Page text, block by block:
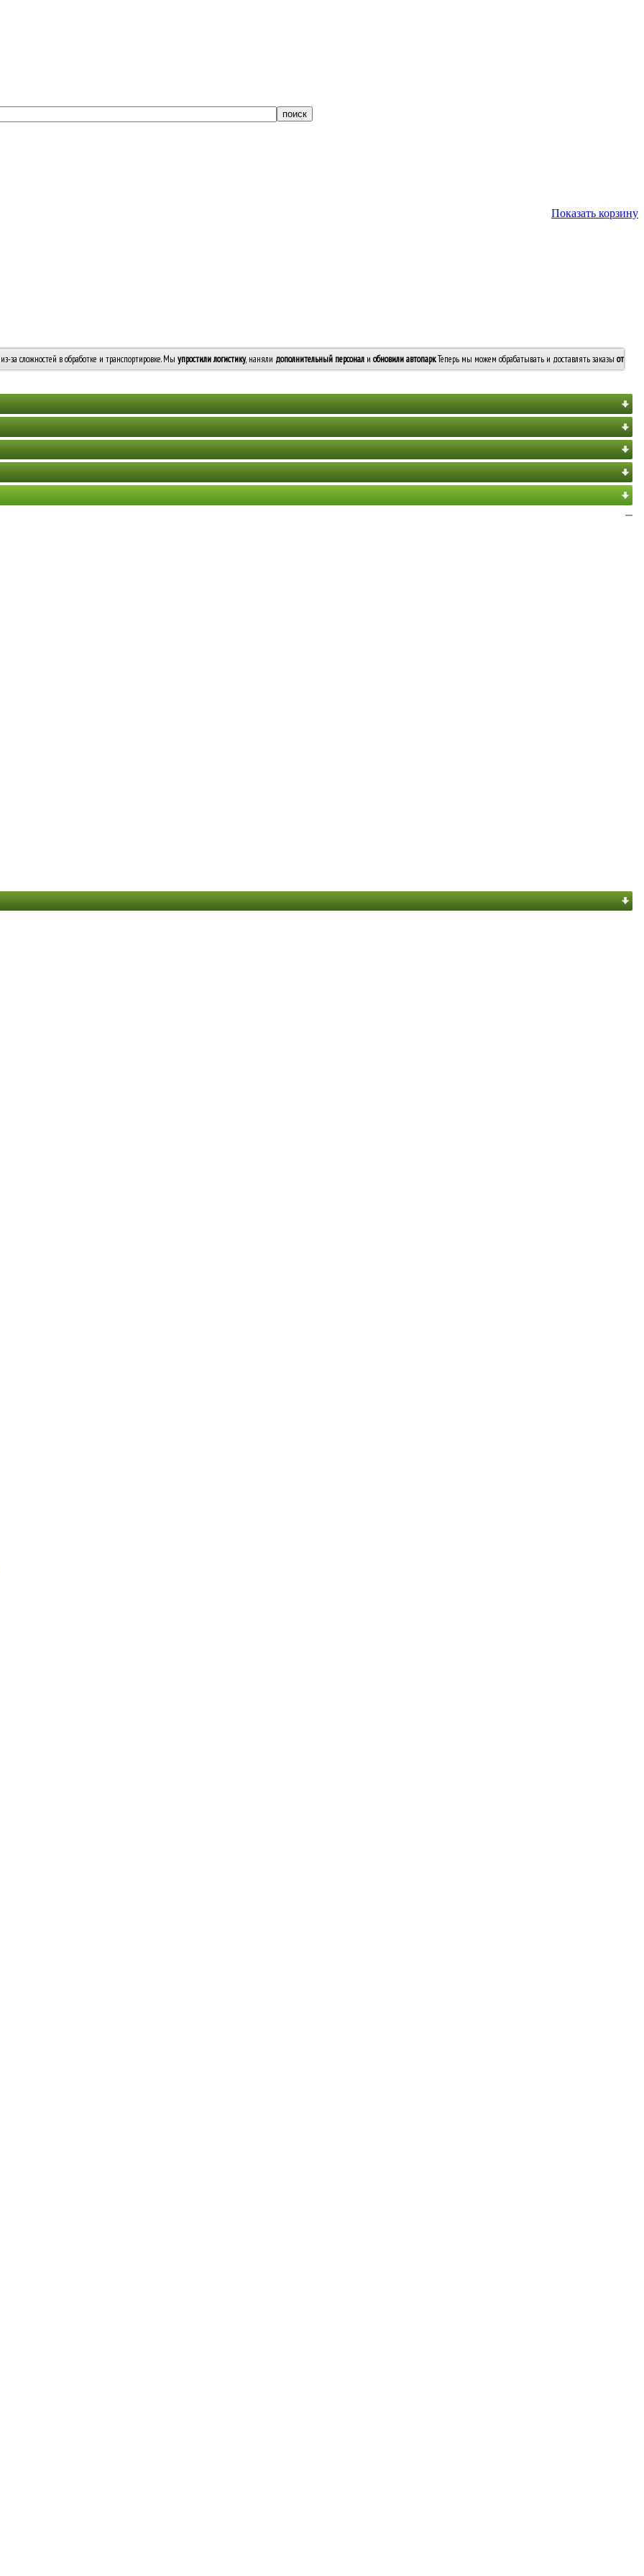
Показать корзину
за сложностей в обработке и транспортировке. Мы упростили логистику, наняли дополнительный персонал и обновили автопарк. Теперь мы можем обрабатывать и доставлять заказы от